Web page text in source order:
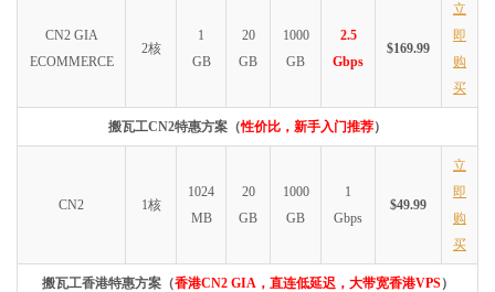
CN2 GIA
ECOMMERCE
2核
1
GB
20
GB
1000
GB
2.5
Gbps
$169.99
立
即
购
买
搬瓦工CN2特惠方案（性价比，新手入门推荐）
CN2 1核
1024
MB
20
GB
1000
GB
1
Gbps
$49.99
立
即
购
买
搬瓦工香港特惠方案（香港CN2 GIA，直连低延迟，大带宽香港VPS）